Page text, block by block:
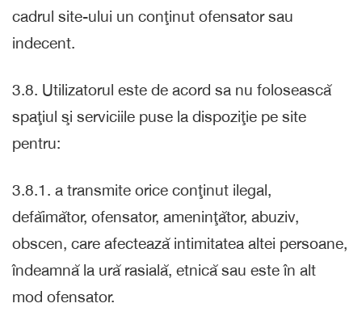
cadrul site-ului un conţinut ofensator sau
indecent.
3.8. Utilizatorul este de acord sa nu folosească
spaţiul şi serviciile puse la dispoziţie pe site
pentru:
3.8.1. a transmite orice conţinut ilegal,
defăimător, ofensator, ameninţător, abuziv,
obscen, care afectează intimitatea altei persoane,
îndeamnă la ură rasială, etnică sau este în alt
mod ofensator.